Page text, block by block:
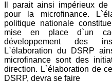
Il parait ainsi impérieux
pour la microfinance.
politique nationale
mise en place d`un
développement des
L`élaboration du DSRP
microfinance sont des
direction. L`élaboration de
DSRP, devra se faire